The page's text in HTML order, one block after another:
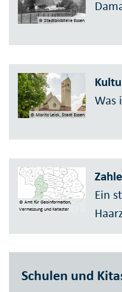
© Stadtbildstelle Essen
© Moritz Leick, Stadt Essen
Was
© Amt für Geoinformation,
Vermessung und Kataster
Ein
Schulen und